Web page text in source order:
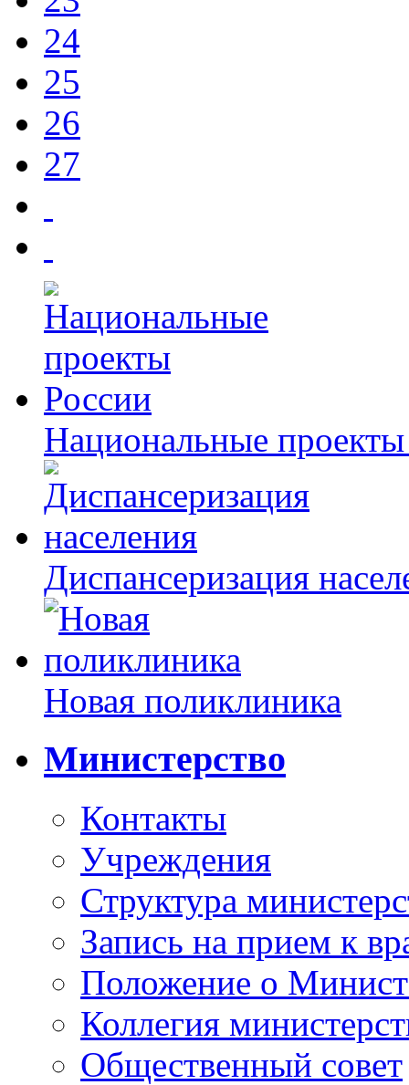
24
25
26
27
Национальные
Диспансеризация
Новая поликлиника
Министерство
Контакты
Учреждения
Структура
Запись на прием к
Положение о
Коллегия
Общественный совет